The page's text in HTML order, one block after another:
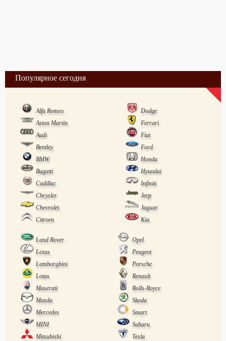
Популярное сегодня
Alfa Romeo
Dodge
Aston Martin
Ferrari
Audi
Fiat
Bentley
Ford
BMW
Honda
Bugatti
Hyundai
Cadillac
Infiniti
Chrysler
Jeep
Chevrolet
Jaguar
Citroen
Kia
Land Rover
Opel
Lexus
Peugeot
Lamborghini
Porsche
Lotus
Renault
Maserati
Rolls-Royce
Mazda
Skoda
Mercedes
Smart
MINI
Subaru
Mitsubishi
Tesla